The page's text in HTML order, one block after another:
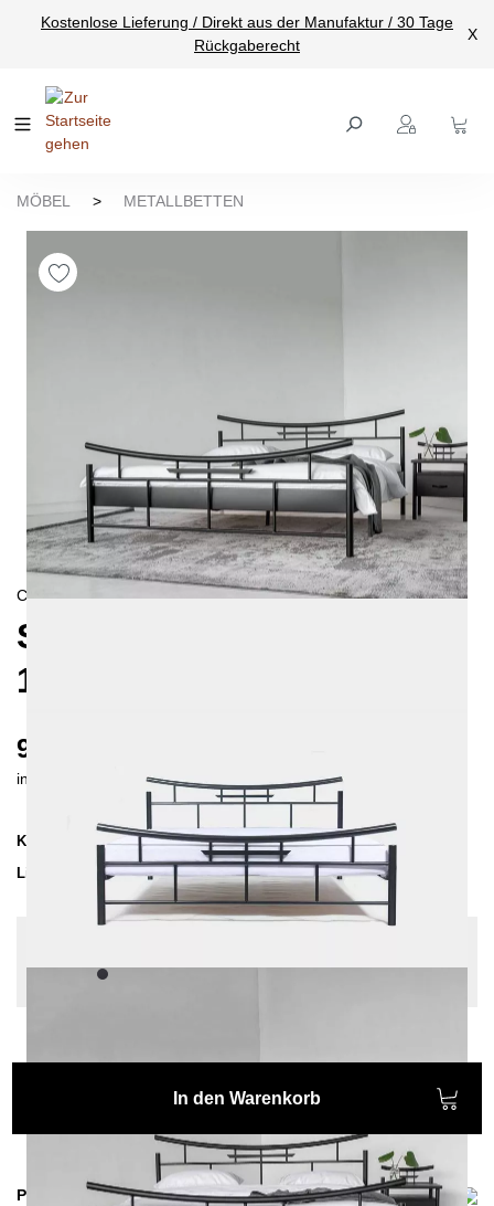
springen
Kostenlose Lieferung / Direkt aus der Manufaktur / 30 Tage
Rückgaberecht
X
MÖBEL > METALLBETTEN
CONTEMPORAIN
SEKO METALLBETT
140X200 CM
980 €
inkl. MwSt. inkl. Versandkosten (DE)
Kollektion
SEKO
Lieferzeit
3-4 Wochen| vsl. 28. Aug - 4. Sep
Farben:
Schwarz
In den Warenkorb
Produktinformationen